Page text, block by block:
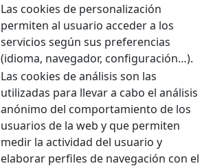
Las cookies de personalización
permiten al usuario acceder a los
servicios según sus preferencias
(idioma, navegador, configuración…).
Las cookies de análisis son las
utilizadas para llevar a cabo el análisis
anónimo del comportamiento de los
usuarios de la web y que permiten
medir la actividad del usuario y
elaborar perfiles de navegación con el